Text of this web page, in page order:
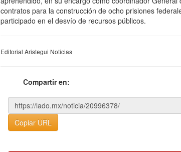
contratos para la construcción de ocho prisiones
participado en el desvío de recursos públicos.
Editorial Aristegui Noticias
Compartir en:
Copiar URL